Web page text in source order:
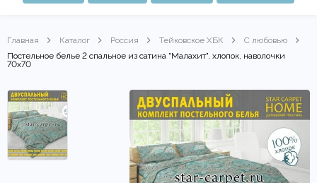
Главная Каталог Россия Тейковское ХБК
С любовью
Постельное белье 2 спальное из сатина "Малахит", хлопок, наволочки
70х70